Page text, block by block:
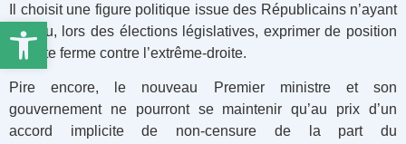
Ouvrir la barre d’outils
Il choisit une figure politique issue des Républicains n’ayant
pas su, lors des élections législatives, exprimer de position
de vote ferme contre l’extrême-droite.
Pire encore, le nouveau Premier ministre et son
gouvernement ne pourront se maintenir qu’au prix d’un
accord implicite de non-censure de la part du